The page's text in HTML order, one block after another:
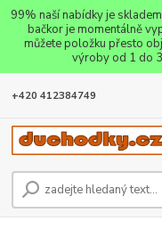
99% naší nabídky je
bačkor je momentálně
můžete položku přesto
výroby od 1 do
+420 412384749